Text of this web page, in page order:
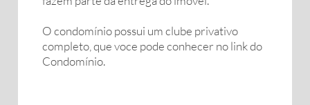
O condomínio possui um clube privativo
completo, que voce pode conhecer no link do
Condomínio.